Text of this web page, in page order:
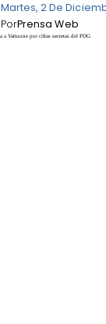
Martes, 2 De
Prensa Web
Por